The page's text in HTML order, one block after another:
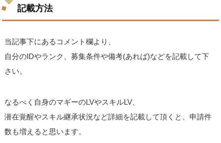
記載方法
当記事下にあるコメント欄より、
自分のIDやランク、募集条件や備考(あれば)などを記載して下
さい。
なるべく自身のマギーのLVやスキルLV、
潜在覚醒やスキル継承状況など詳細を記載して頂くと、申請件
数も増えると思います。